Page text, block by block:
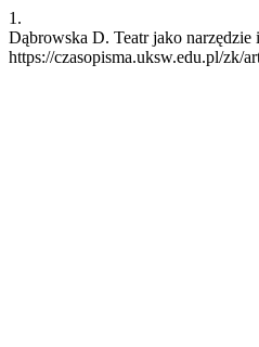
1.
Dąbrowska D. Teatr jako
https://czasopisma.uksw.edu.pl/zk/